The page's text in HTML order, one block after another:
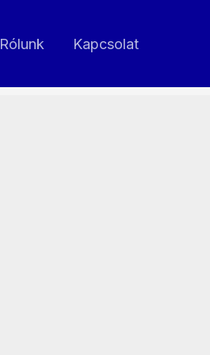
Rólunk Kapcsolat